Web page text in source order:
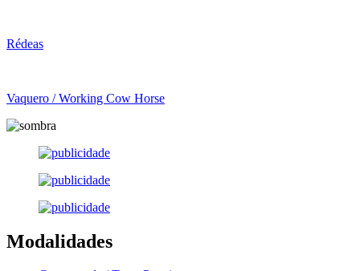
Rédeas
Vaquero / Working Cow Horse
Modalidades